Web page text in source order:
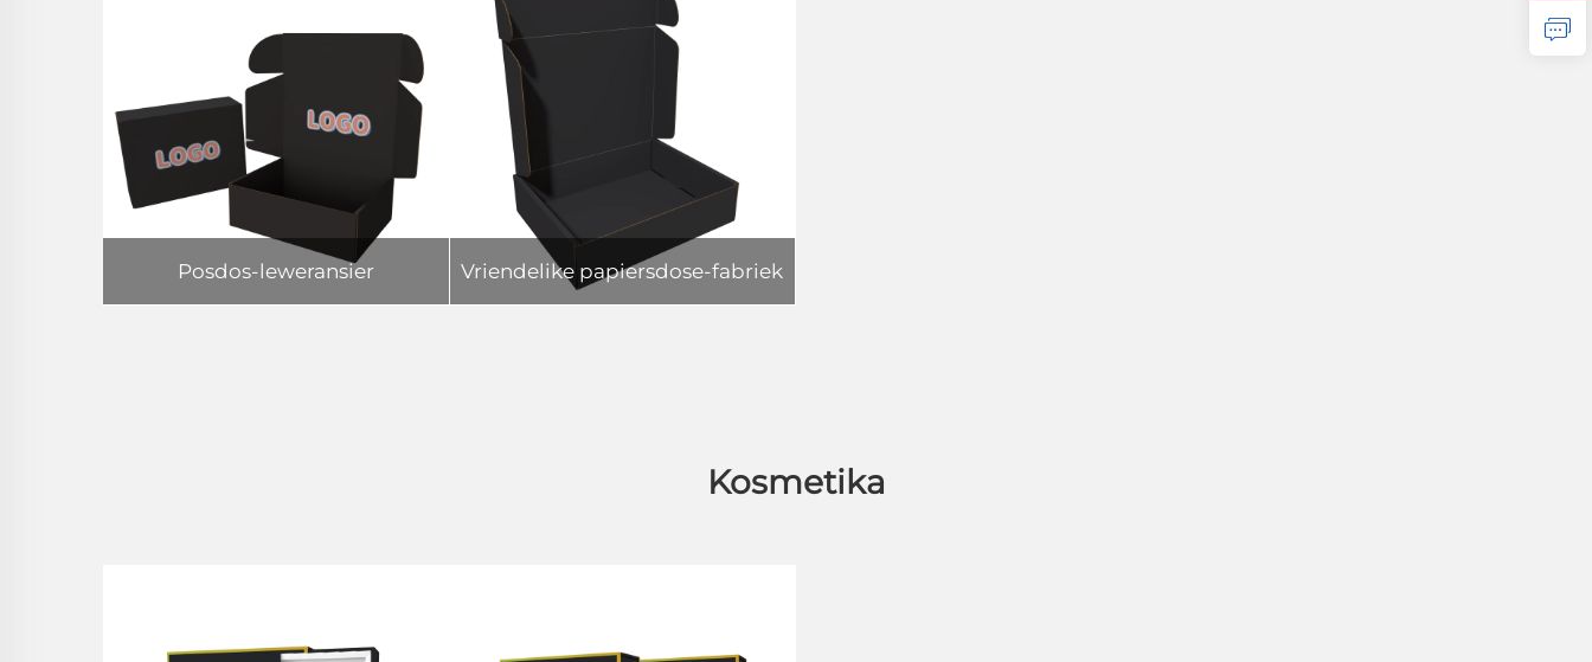
Posdos-leweransier Vriendelike papiersdose-fabriek
Kosmetika